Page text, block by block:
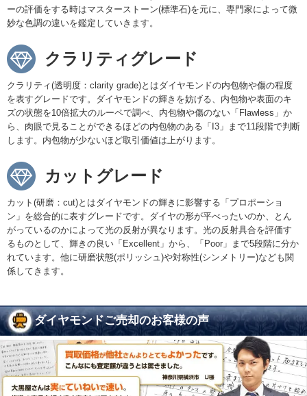
ーの評価をする時はマスターストーン(標準石)を元に、専門家によって微
妙な色調の違いを鑑定していきます。
クラリティグレード
クラリティ(透明度：clarity grade)とはダイヤモンドの内包物や傷の程度
を表すグレードです。ダイヤモンドの輝きを妨げる、内包物や表面のキ
ズの状態を10倍拡大のルーペで調べ、内包物や傷のない「Flawless」か
ら、肉眼で見ることができるほどの内包物のある「I3」まで11段階で判断
します。内包物が少ないほど取引価値は上がります。
カットグレード
カット(研磨：cut)とはダイヤモンドの輝きに影響する「プロポーショ
ン」を総合的に表すグレードです。ダイヤの形が平べったいのか、とん
がっているのかによって光の反射が異なります。光の反射具合を評価す
るものとして、輝きの良い「Excellent」から、「Poor」まで5段階に分か
れています。他に研磨状態(ポリッシュ)や対称性(シンメトリー)なども関
係してきます。
ダイヤモンドご売却のお客様の声